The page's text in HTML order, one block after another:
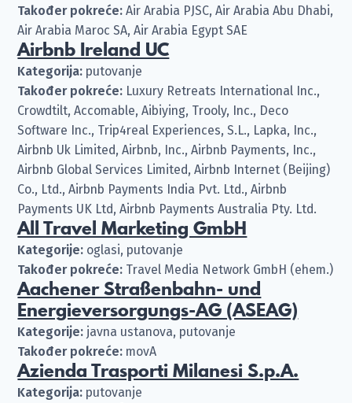
Također pokreće: Air Arabia PJSC, Air Arabia Abu Dhabi,
Air Arabia Maroc SA, Air Arabia Egypt SAE
Airbnb Ireland UC
Kategorija: putovanje
Također pokreće: Luxury Retreats International Inc.,
Crowdtilt, Accomable, Aibiying, Trooly, Inc., Deco
Software Inc., Trip4real Experiences, S.L., Lapka, Inc.,
Airbnb Uk Limited, Airbnb, Inc., Airbnb Payments, Inc.,
Airbnb Global Services Limited, Airbnb Internet (Beijing)
Co., Ltd., Airbnb Payments India Pvt. Ltd., Airbnb
Payments UK Ltd, Airbnb Payments Australia Pty. Ltd.
All Travel Marketing GmbH
Kategorije: oglasi, putovanje
Također pokreće: Travel Media Network GmbH (ehem.)
Aachener Straßenbahn- und
Energieversorgungs-AG (ASEAG)
Kategorije: javna ustanova, putovanje
Također pokreće: movA
Azienda Trasporti Milanesi S.p.A.
Kategorija: putovanje